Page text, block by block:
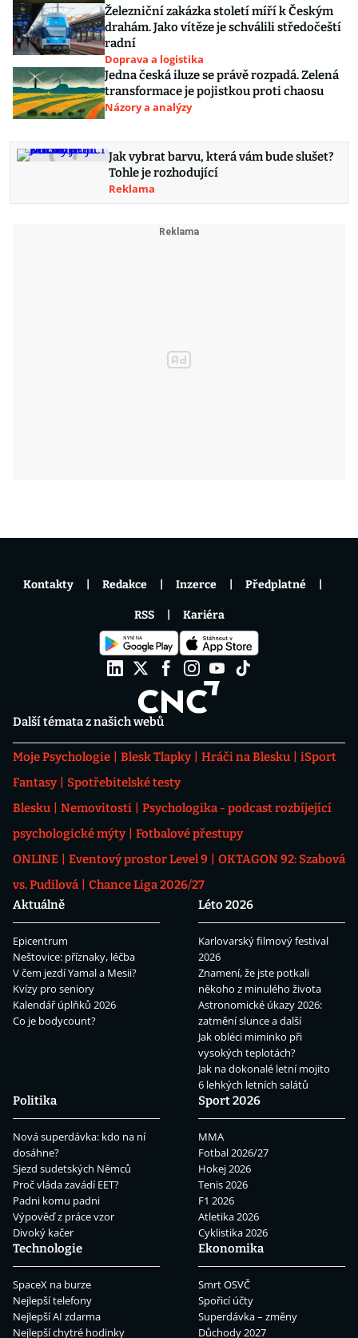
Železniční zakázka století míří k Českým
drahám. Jako vítěze je schválili středočeští
radní
Doprava a logistika
Jedna česká iluze se právě rozpadá. Zelená
transformace je pojistkou proti chaosu
Názory a analýzy
Jak vybrat barvu, která vám bude slušet?
Tohle je rozhodující
Reklama
Další témata z našich webů
Moje Psychologie Blesk Tlapky Hráči na Blesku
iSport
Fantasy
Spotřebitelské testy
Blesku
Nemovitosti
Psychologika - podcast rozbíjející
psychologické mýty
Fotbalové přestupy
ONLINE
Eventový prostor Level 9
OKTAGON 92: Szabová
vs. Pudilová
Chance Liga 2026/27
Aktuálně
Epicentrum
Neštovice: příznaky, léčba
V čem jezdí Yamal a Mesii?
Kvízy pro seniory
Kalendář úplňků 2026
Co je bodycount?
Léto 2026
Karlovarský filmový festival
2026
Znamení, že jste potkali
někoho z minulého života
Astronomické úkazy 2026:
zatmění slunce a další
Jak obléci miminko při
vysokých teplotách?
Jak na dokonalé letní mojito
6 lehkých letních salátů
Politika
Nová superdávka: kdo na ní
dosáhne?
Sjezd sudetských Němců
Proč vláda zavádí EET?
Padni komu padni
Výpověď z práce vzor
Divoký kačer
Sport 2026
MMA
Fotbal 2026/27
Hokej 2026
Tenis 2026
F1 2026
Atletika 2026
Cyklistika 2026
Technologie
SpaceX na burze
Nejlepší telefony
Nejlepší AI zdarma
Nejlepší chytré hodinky
Ekonomika
Smrt OSVČ
Spořicí účty
Superdávka – změny
Důchody 2027
Kontakty Redakce Inzerce Předplatné
RSS Kariéra